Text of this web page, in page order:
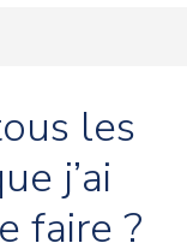
les
j’ai
faire ?